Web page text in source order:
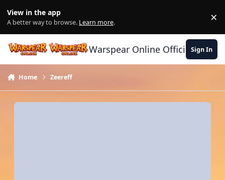
View in the app
A better way to browse. Learn more. ×
Warspear Online Official Forum
Sign In
Home Zeereff